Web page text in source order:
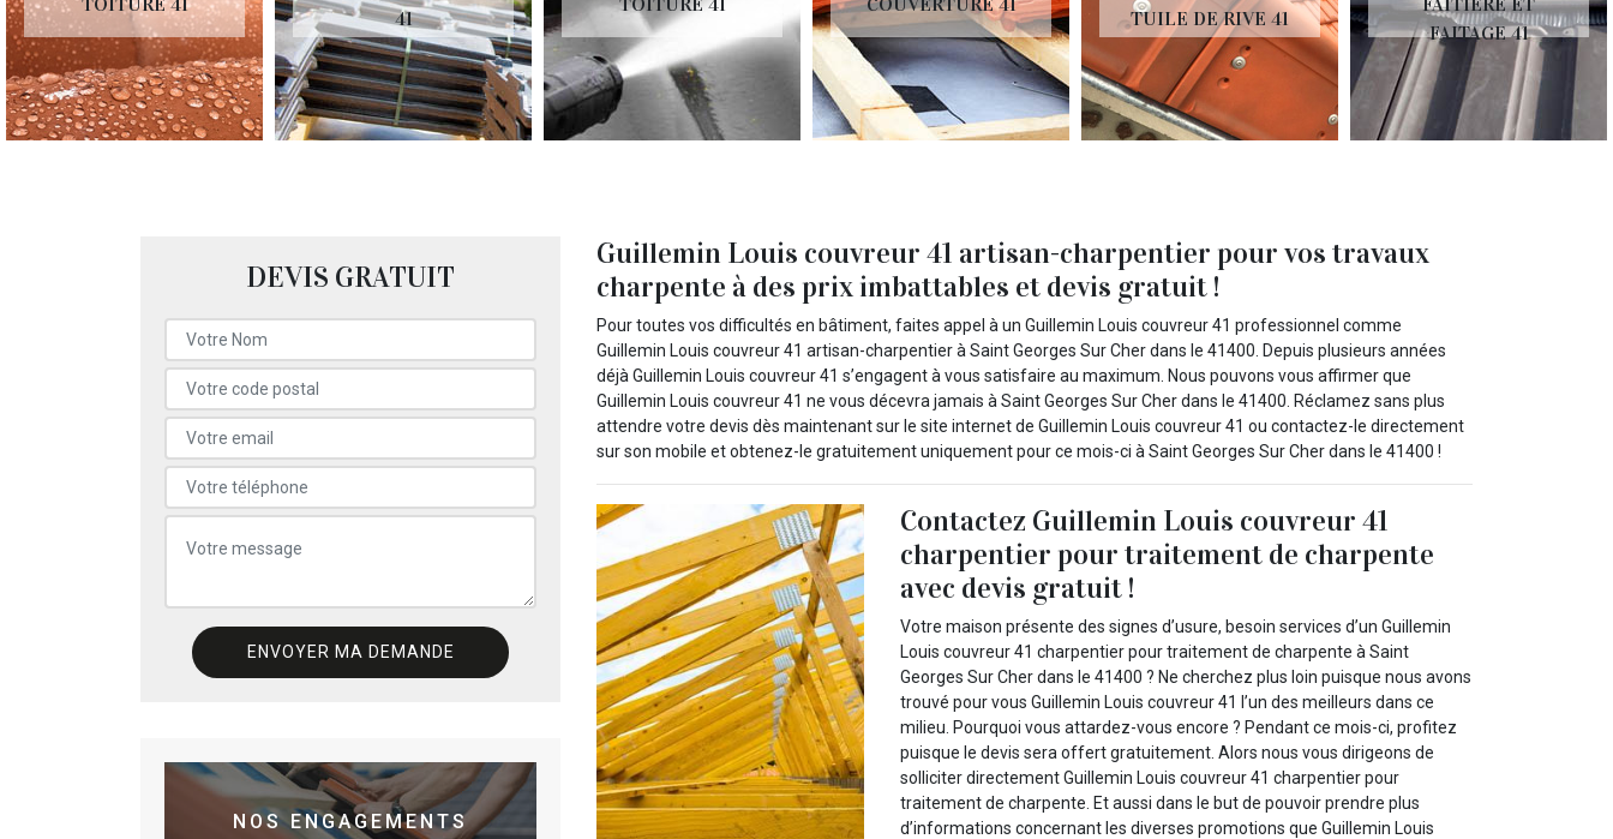
41
TUILE DE RIVE 41
FAITAGE 41
DEVIS GRATUIT
NOS ENGAGEMENTS
Guillemin Louis couvreur 41 artisan-charpentier pour vos travaux
charpente à des prix imbattables et devis gratuit !
Pour toutes vos difficultés en bâtiment, faites appel à un Guillemin Louis couvreur 41 professionnel comme
Guillemin Louis couvreur 41 artisan-charpentier à Saint Georges Sur Cher dans le 41400. Depuis plusieurs années
déjà Guillemin Louis couvreur 41 s’engagent à vous satisfaire au maximum. Nous pouvons vous affirmer que
Guillemin Louis couvreur 41 ne vous décevra jamais à Saint Georges Sur Cher dans le 41400. Réclamez sans plus
attendre votre devis dès maintenant sur le site internet de Guillemin Louis couvreur 41 ou contactez-le directement
sur son mobile et obtenez-le gratuitement uniquement pour ce mois-ci à Saint Georges Sur Cher dans le 41400 !
Contactez Guillemin Louis couvreur 41
charpentier pour traitement de charpente
avec devis gratuit !
Votre maison présente des signes d’usure, besoin services d’un Guillemin
Louis couvreur 41 charpentier pour traitement de charpente à Saint
Georges Sur Cher dans le 41400 ? Ne cherchez plus loin puisque nous avons
trouvé pour vous Guillemin Louis couvreur 41 l’un des meilleurs dans ce
milieu. Pourquoi vous attardez-vous encore ? Pendant ce mois-ci, profitez
puisque le devis sera offert gratuitement. Alors nous vous dirigeons de
solliciter directement Guillemin Louis couvreur 41 charpentier pour
traitement de charpente. Et aussi dans le but de pouvoir prendre plus
d’informations concernant les diverses promotions que Guillemin Louis